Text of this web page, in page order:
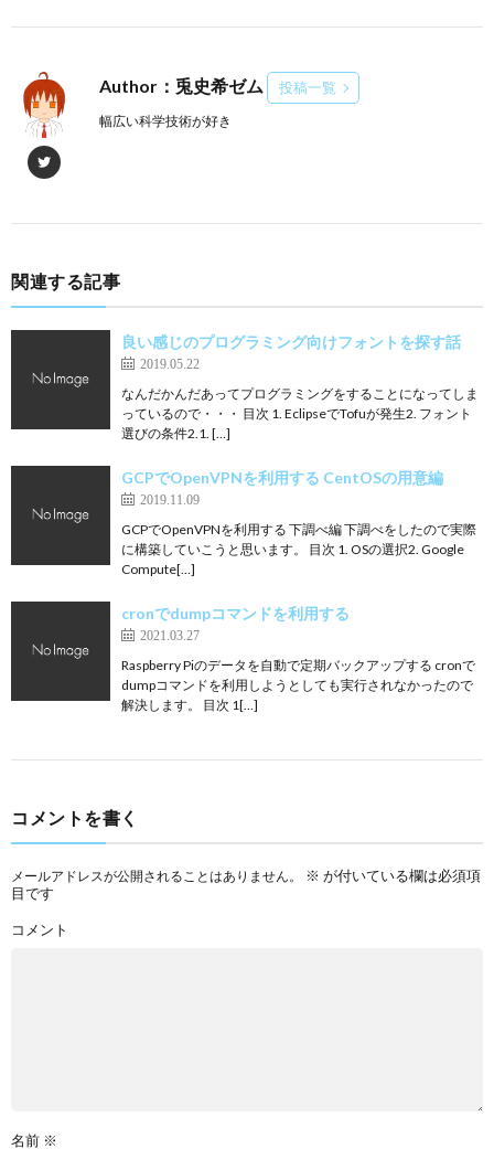
Author：兎史希ゼム 投稿一覧
幅広い科学技術が好き
関連する記事
良い感じのプログラミング向けフォントを探す話
2019.05.22
なんだかんだあってプログラミングをすることになってしま
っているので・・・ 目次 1. EclipseでTofuが発生2. フォント
選びの条件2.1. […]
GCPでOpenVPNを利用する CentOSの用意編
2019.11.09
GCPでOpenVPNを利用する 下調べ編 下調べをしたので実際
に構築していこうと思います。 目次 1. OSの選択2. Google
Compute[…]
cronでdumpコマンドを利用する
2021.03.27
Raspberry Piのデータを自動で定期バックアップする cronで
dumpコマンドを利用しようとしても実行されなかったので
解決します。 目次 1[…]
コメントを書く
メールアドレスが公開されることはありません。 ※ が付いている欄は必須項
目です
コメント
名前 ※